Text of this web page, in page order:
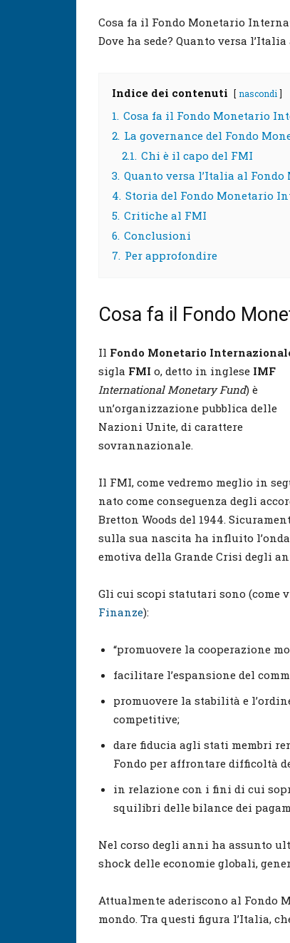
Cosa fa il Fondo Monetario
Dove ha sede? Quanto versa
Indice dei contenuti nascondi
1. Cosa fa il Fondo Monetario
2. La governance del Fondo
2.1. Chi è il capo del FMI
3. Quanto versa l’Italia al
4. Storia del Fondo Monetario
5. Critiche al FMI
6. Conclusioni
7. Per approfondire
Cosa fa il Fondo
Il Fondo Monetario
sigla FMI o, detto in inglese IMF
International Monetary Fund) è
un’organizzazione pubblica delle
Nazioni Unite, di carattere
sovrannazionale.
Il FMI, come vedremo meglio in
nato come conseguenza degli
Bretton Woods del 1944.
sulla sua nascita ha influito l’onda
emotiva della Grande Crisi degli
Gli cui scopi statutari sono (come
Finanze):
“promuovere la cooperazione
facilitare l’espansione del
promuovere la stabilità e
competitive;
dare fiducia agli stati membri
Fondo per affrontare difficoltà
in relazione con i fini di cui
squilibri delle bilance dei
Nel corso degli anni ha assunto
shock delle economie globali,
Attualmente aderiscono al Fondo
mondo. Tra questi figura l’Italia,